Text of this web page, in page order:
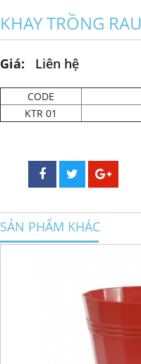
KHAY TRỒNG
Giá: Liên hệ
CODE
KTR 01
SẢN PHẨM KHÁC